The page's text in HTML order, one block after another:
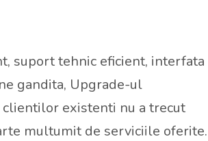
suport tehnic eficient, interfata
gandita, Upgrade-ul
existenti nu a trecut
multumit de serviciile oferite.